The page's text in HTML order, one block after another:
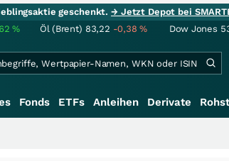
geschenkt.→ Jetzt Depot bei
% Öl (Brent) 83,22 -0,38% Dow Jones
Fonds ETFs Anleihen Derivate